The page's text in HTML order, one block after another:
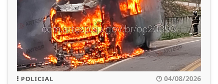
POLICIAL 04/08/2026